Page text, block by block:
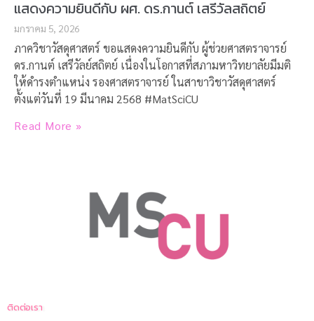
แสดงความยินดีกับ ผศ. ดร.กานต์ เสรีวัลสถิตย์
มกราคม 5, 2026
ภาควิชาวัสดุศาสตร์ ขอแสดงความยินดีกับ ผู้ช่วยศาสตราจารย์
ดร.กานต์ เสรีวัลย์สถิตย์ เนื่องในโอกาสที่สภามหาวิทยาลัยมีมติ
ให้ดำรงตำแหน่ง รองศาสตราจารย์ ในสาขาวิชาวัสดุศาสตร์
ตั้งแต่วันที่ 19 มีนาคม 2568 #MatSciCU
Read More »
ติดต่อเรา